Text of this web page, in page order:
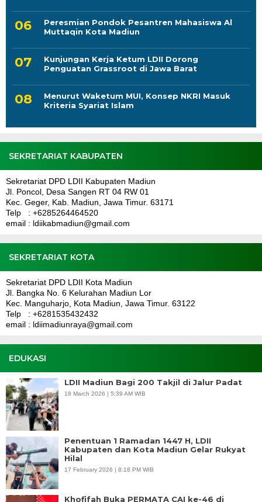
Peresmian Pondok Pesantren Mahasiswa Al
Muttaqin Kota Madiun
Kunjungan Kerja Ketum LDII Dorong
Penguatan Grassroot di Jawa Barat
Menurut Waketum MUI, Konsep NKRI Masuk
Kriteria Syariat Islam
SEKRETARIAT KABUPATEN
Sekretariat DPD LDII Kabupaten Madiun
Jl. Poncol, Desa Sangen RT 04 RW 01
Kec. Geger, Kab. Madiun, Jawa Timur. 63171
Telp : +6285264464520
email : ldiikabmadiun@gmail.com
SEKRETARIAT KOTA
Sekretariat DPD LDII Kota Madiun
Jl. Bangka No. 6 Kelurahan Madiun Lor
Kec. Manguharjo, Kota Madiun, Jawa Timur. 63122
Telp : +6281535432432
email : ldiimadiunraya@gmail.com
EDUKASI
LDII Madiun Bagi 200 Takjil di Jalur Padat
18 March 2026 | 5:39 AM WIB
Penentuan 1 Ramadan 1447 H, LDII
Kabupaten dan Kota Madiun Gelar Rukyat
Hilal
17 February 2026 | 8:18 PM WIB
Khofifah Buka PERMATA CAI ke-46 di